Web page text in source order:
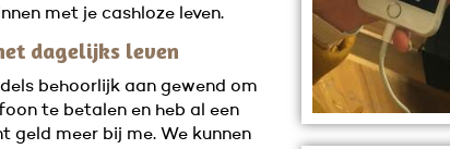
met je cashloze leven.
dagelijks leven
behoorlijk aan gewend om
te betalen en heb al een
geld meer bij me. We kunnen